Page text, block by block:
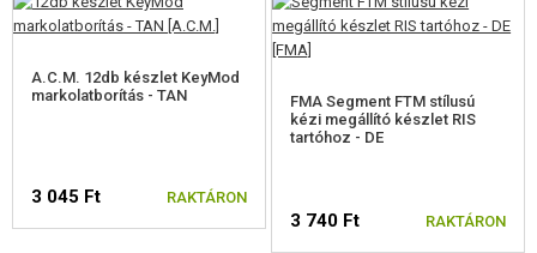
ÖNVÉDELMI FELSZERELÉSEK, KÉPZÉS, KÉSEK
CÉLOK, LŐLAP
ÉLELMISZER
A.C.M. 12db készlet KeyMod
markolatborítás - TAN
3 045 Ft RAKTÁRON
FMA Segment FTM stílusú
kézi megállító készlet RIS
tartóhoz - DE
3 740 Ft RAKTÁRON